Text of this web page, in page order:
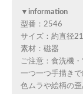
▼information
型番：2546
サイズ：約直径
素材：磁器
ご注意：食洗機・
一つ一つ手描きで
色ムラや絵柄の歪